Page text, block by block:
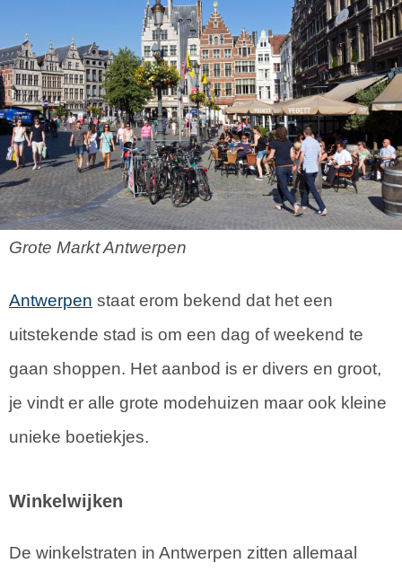
Grote Markt Antwerpen
Antwerpen staat erom bekend dat het een
uitstekende stad is om een dag of weekend te
gaan shoppen. Het aanbod is er divers en groot,
je vindt er alle grote modehuizen maar ook kleine
unieke boetiekjes.
Winkelwijken
De winkelstraten in Antwerpen zitten allemaal